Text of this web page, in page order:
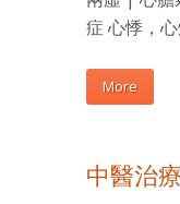
症 心悸，
More
中醫治